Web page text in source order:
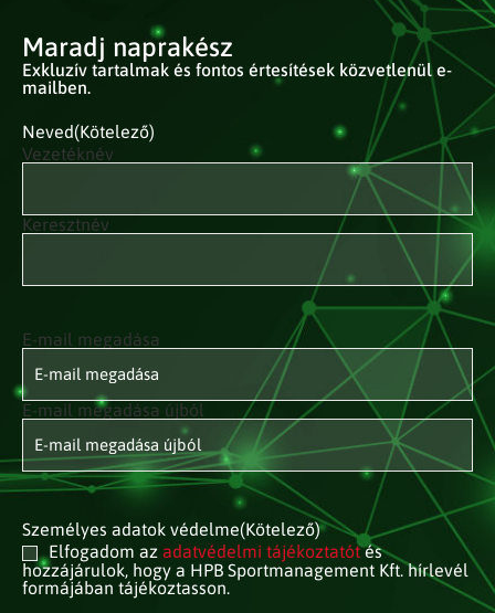
Maradj naprakész
Exkluzív tartalmak és fontos értesítések közvetlenül e-
mailben.
Neved(Kötelező)
Vezetéknév
Keresztnév
E-mail
címed(Kötelező)
E-mail megadása
E-mail megadása újból
Személyes adatok védelme(Kötelező)
Elfogadom az adatvédelmi tájékoztatótés
hozzájárulok, hogy a HPB Sportmanagement Kft. hírlevél
formájában tájékoztasson.